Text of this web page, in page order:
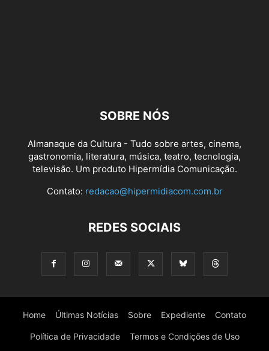
SOBRE NÓS
Almanaque da Cultura - Tudo sobre artes, cinema,
gastronomia, literatura, música, teatro, tecnologia,
televisão. Um produto Hipermídia Comunicação.
Contato: redacao@hipermidiacom.com.br
REDES SOCIAIS
Home Últimas Notícias Sobre Expediente Contato
Política de Privacidade Termos e Condições de Uso